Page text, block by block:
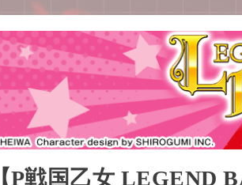
【P戦国乙女 LEGEND